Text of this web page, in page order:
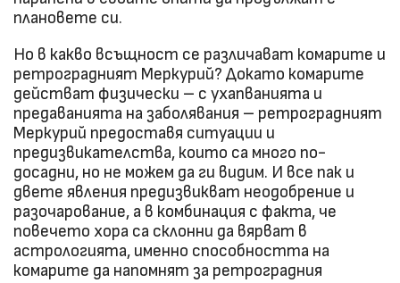
плановете си.
Но в какво всъщност се различават комарите и
ретроградният Меркурий? Докато комарите
действат физически – с ухапванията и
предаванията на заболявания – ретроградният
Меркурий предоставя ситуации и
предизвикателства, които са много по-
досадни, но не можем да ги видим. И все пак и
двете явления предизвикват неодобрение и
разочарование, а в комбинация с факта, че
повечето хора са склонни да вярват в
астрологията, именно способността на
комарите да напомнят за ретроградния